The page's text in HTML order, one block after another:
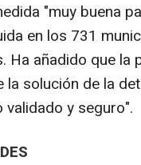
"muy buena
en los 731
Ha añadido que
solución de la
y seguro".